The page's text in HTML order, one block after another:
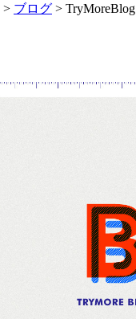
> ブログ > TryMoreBlog